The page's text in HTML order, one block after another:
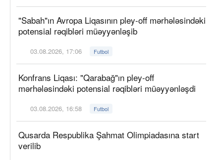
"Sabah"ın Avropa Liqasının pley-off mərhələsindəki
potensial rəqibləri müəyyənləşib
03.08.2026, 17:06 Futbol
Konfrans Liqası: "Qarabağ"ın pley-off
mərhələsindəki potensial rəqibləri müəyyənləşdi
03.08.2026, 16:58 Futbol
Qusarda Respublika Şahmat Olimpiadasına start
verilib